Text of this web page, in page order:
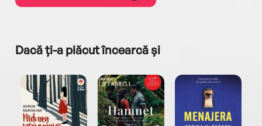
Dacă ți-a plăcut încearcă și